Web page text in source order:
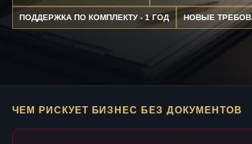
ПОДДЕРЖКА ПО КОМПЛЕКТУ - 1 ГОД НОВЫЕ
ЧЕМ РИСКУЕТ БИЗНЕС БЕЗ ДОКУМЕНТОВ